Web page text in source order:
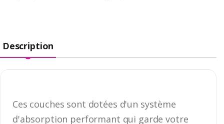
Description
Ces couches sont dotées d'un système
d'absorption performant qui garde votre